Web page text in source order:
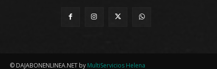
© DAJABONENLINEA.NET by MultiServicios Helena